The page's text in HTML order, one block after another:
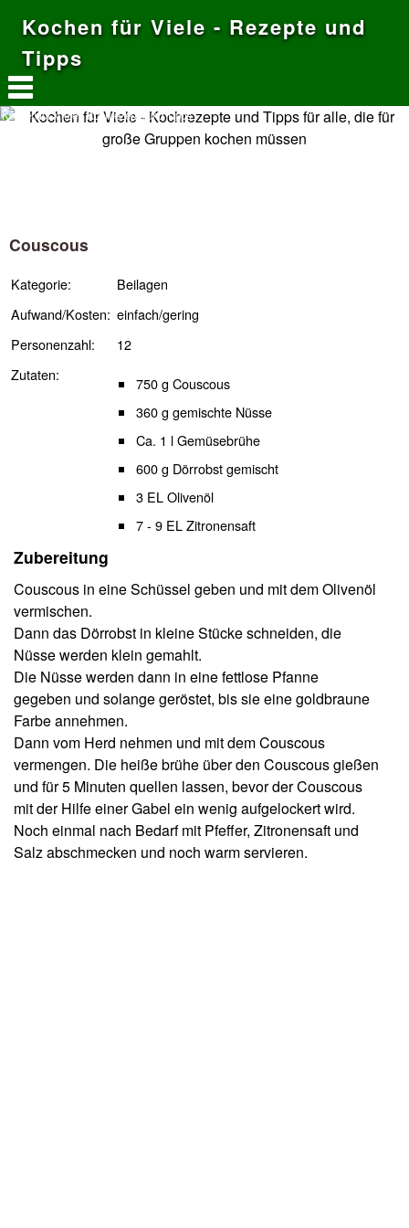
Kochen für Viele - Rezepte und
Tipps
Kochen für Viele - Kochrezepte und Tipps
Couscous
Kategorie:
Beilagen
Aufwand/Kosten: einfach/gering
Personenzahl:
12
Zutaten:
750 g Couscous
360 g gemischte Nüsse
Ca. 1 l Gemüsebrühe
600 g Dörrobst gemischt
3 EL Olivenöl
7 - 9 EL Zitronensaft
Zubereitung
Couscous in eine Schüssel geben und mit dem Olivenöl
vermischen.
Dann das Dörrobst in kleine Stücke schneiden, die
Nüsse werden klein gemahlt.
Die Nüsse werden dann in eine fettlose Pfanne
gegeben und solange geröstet, bis sie eine goldbraune
Farbe annehmen.
Dann vom Herd nehmen und mit dem Couscous
vermengen. Die heiße brühe über den Couscous gießen
und für 5 Minuten quellen lassen, bevor der Couscous
mit der Hilfe einer Gabel ein wenig aufgelockert wird.
Noch einmal nach Bedarf mit Pfeffer, Zitronensaft und
Salz abschmecken und noch warm servieren.